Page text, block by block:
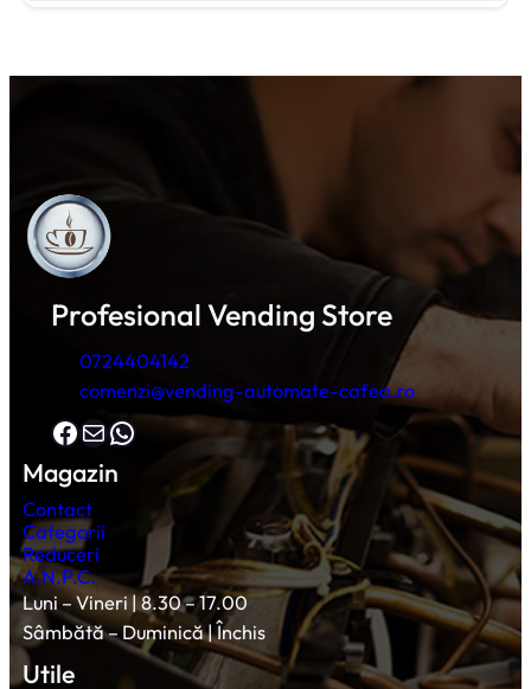
Profesional Vending Store
0724404142
comenzi@vending-automate-cafea.ro
Facebook Mail WhatsApp
Magazin
Contact
Categorii
Reduceri
A.N.P.C.
Luni – Vineri | 8.30 – 17.00
Sâmbătă – Duminică | Închis
Utile